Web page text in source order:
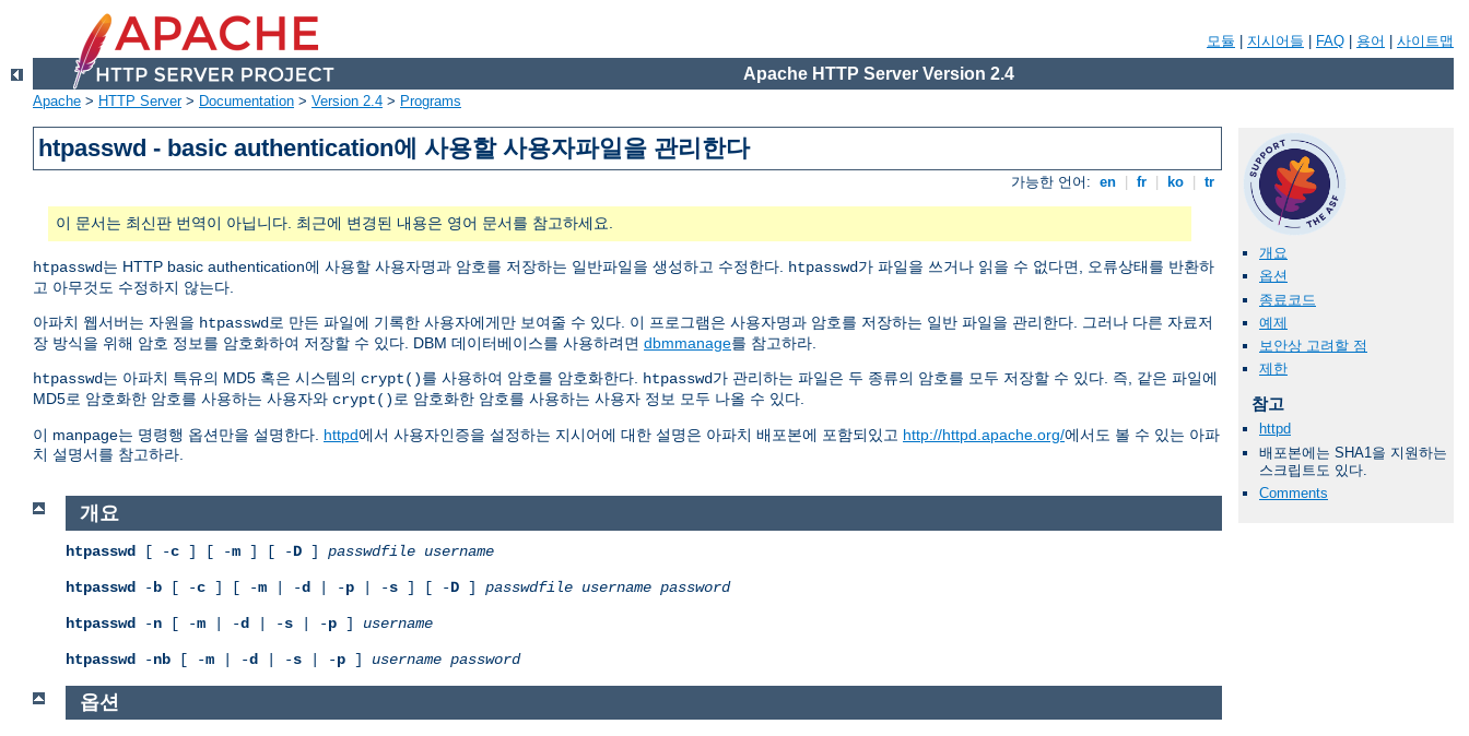
모듈 지시어들 FAQ 용어 사이트맵
Apache HTTP Server Version 2.4
Apache > HTTP Server> Documentation > Version 2.4 > Programs
htpasswd - basic authentication에 사용할 사용자파일을 관리한다
가능한 언어: en fr ko tr
이 문서는 최신판 번역이 아닙니다. 최근에 변경된 내용은 영어 문서를 참고하세요.
htpasswd는 HTTP basic authentication에 사용할 사용자명과 암호를 저장하는 일반파일을 생성하고 수정한다. htpasswd가 파일을 쓰거나 읽을 수 없다면, 오류상태를 반환하
고 아무것도 수정하지 않는다.
아파치 웹서버는 자원을 htpasswd로 만든 파일에 기록한 사용자에게만 보여줄 수 있다. 이 프로그램은 사용자명과 암호를 저장하는 일반 파일을 관리한다. 그러나 다른 자료저
장 방식을 위해 암호 정보를 암호화하여 저장할 수 있다. DBM 데이터베이스를 사용하려면 dbmmanage를 참고하라.
htpasswd는 아파치 특유의 MD5 혹은 시스템의 crypt()를 사용하여 암호를 암호화한다. htpasswd가 관리하는 파일은 두 종류의 암호를 모두 저장할 수 있다. 즉, 같은 파일에
MD5로 암호화한 암호를 사용하는 사용자와 crypt()로 암호화한 암호를 사용하는 사용자 정보 모두 나올 수 있다.
이 manpage는 명령행 옵션만을 설명한다. httpd에서 사용자인증을 설정하는 지시어에 대한 설명은 아파치 배포본에 포함되있고 http://httpd.apache.org/에서도 볼 수 있는 아파
치 설명서를 참고하라.
개요
옵션
종료코드
예제
보안상 고려할 점
제한
참고
httpd
배포본에는 SHA1을 지원하는
스크립트도 있다.
Comments
개요
htpasswd [ -c ] [ -m ] [ -D ] passwdfile username
htpasswd -b [ -c ] [ -m | -d | -p | -s ] [ -D ] passwdfile username password
htpasswd -n [ -m | -d | -s | -p ] username
htpasswd -nb [ -m | -d | -s | -p ] username password
옵션